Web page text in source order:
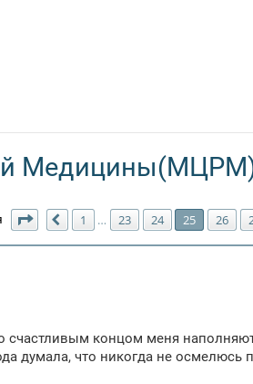
Страница 25 из27
Пред.
1 … 23 24 25 26
счастливым концом меня
думала, что никогда не осмелюсь